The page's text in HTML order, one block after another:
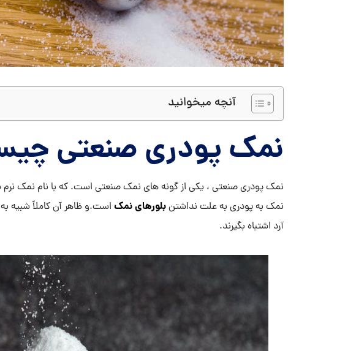
آنچه میخوانید
نمک پودری صنعتی
نمک پودری صنعتی ، یکی از گونه های نمک صنعتی است. که با نام نمک نرم
نمک به پودری به علت نداشتنبلورهای نمک است.و ظاهر آن کاملاً شبیه
آرد اشتباه بگیرند.